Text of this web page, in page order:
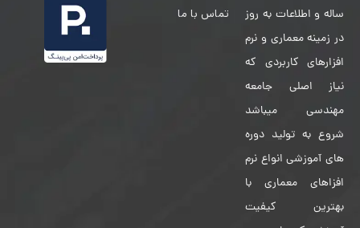
ساله و اطلاعات به روز
در زمینه معماری و نرم
افزارهای کاربردی که
نیاز اصلی جامعه
مهندسی میباشد
شروع به تولید دوره
های آموزشی انواع نرم
افزاهای معماری با
بهترین کیفیت
تماس با ما